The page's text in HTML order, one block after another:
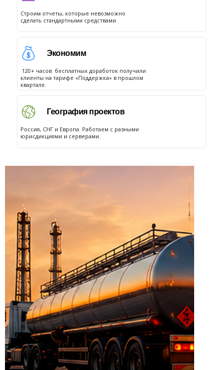
Россия, СНГ и Европа. Работаем с разными
юрисдикциями и серверами.
География проектов
120+ часов бесплатных доработок получили
клиенты на тарифе «Поддержка» в прошлом
квартале.
Экономим
Строим отчеты, которые невозможно
сделать стандартными средствами.